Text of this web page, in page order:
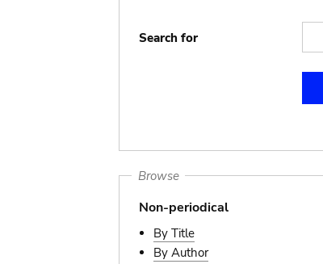
Search for
Browse
Non-periodical
By Title
By Author